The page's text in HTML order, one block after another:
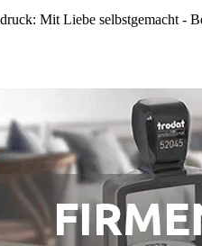
Mit Liebe selbstgemacht -